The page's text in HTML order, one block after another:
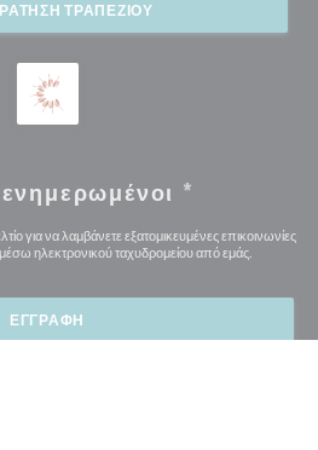
ΤΡΑΠΕΖΙΟΎ
*
για να λαμβάνετε εξατομικευμένες επικοινωνίες
ηλεκτρονικού ταχυδρομείου από εμάς.
ΕΓΓΡΑΦΉ